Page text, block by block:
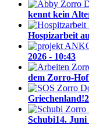
kennt kein
Hospizarbeit
2026 - 10:43
dem Zorro-
Griechenland!
Schubi14. Juni